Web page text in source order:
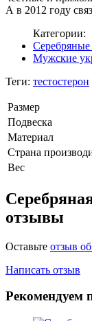
А в 2012 году
Категории:
Мужские
Теги: тестостерон
Размер
Подвеска
Материал
Страна
Вес
отзывы
Оставьте отзыв
Написать отзыв
Рекомендуем